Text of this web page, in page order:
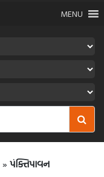
MENU
» પંક્તિપાવન